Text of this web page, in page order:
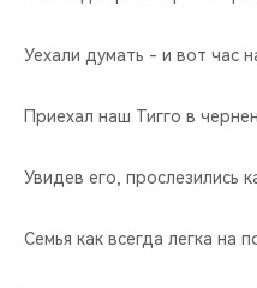
Уехали думать - и вот час
Приехал наш Тигго в
Увидев его, прослезились
Семья как всегда легка на